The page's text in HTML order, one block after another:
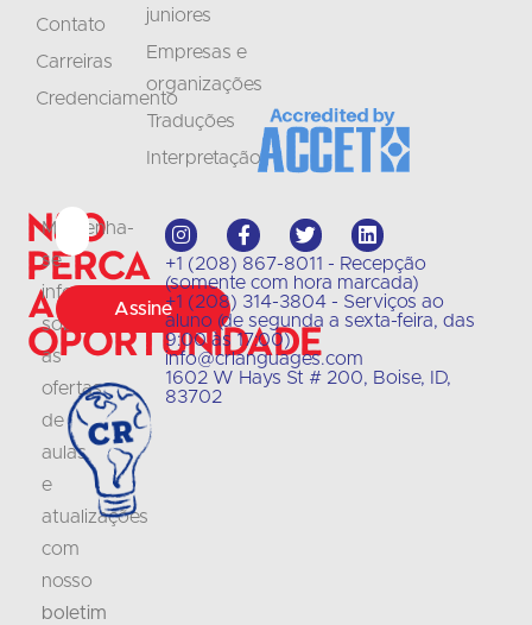
Não
perca
a
oportunidade
Mantenha-
se
informado
sobre
as
ofertas
de
aulas
e
atualizações
com
nosso
boletim
Assine
+1 (208) 867-8011 - Recepção
(somente com hora marcada)
+1 (208) 314-3804 - Serviços ao
aluno (de segunda a sexta-feira, das
9:00 às 17:00)
info@crlanguages.com
1602 W Hays St # 200, Boise, ID,
83702
Contato
Carreiras
Credenciamento
juniores
Empresas e
organizações
Traduções
Interpretação